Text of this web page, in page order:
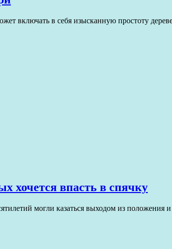
включать в себя изысканную простоту
хочется впасть в спячку
могли казаться выходом из